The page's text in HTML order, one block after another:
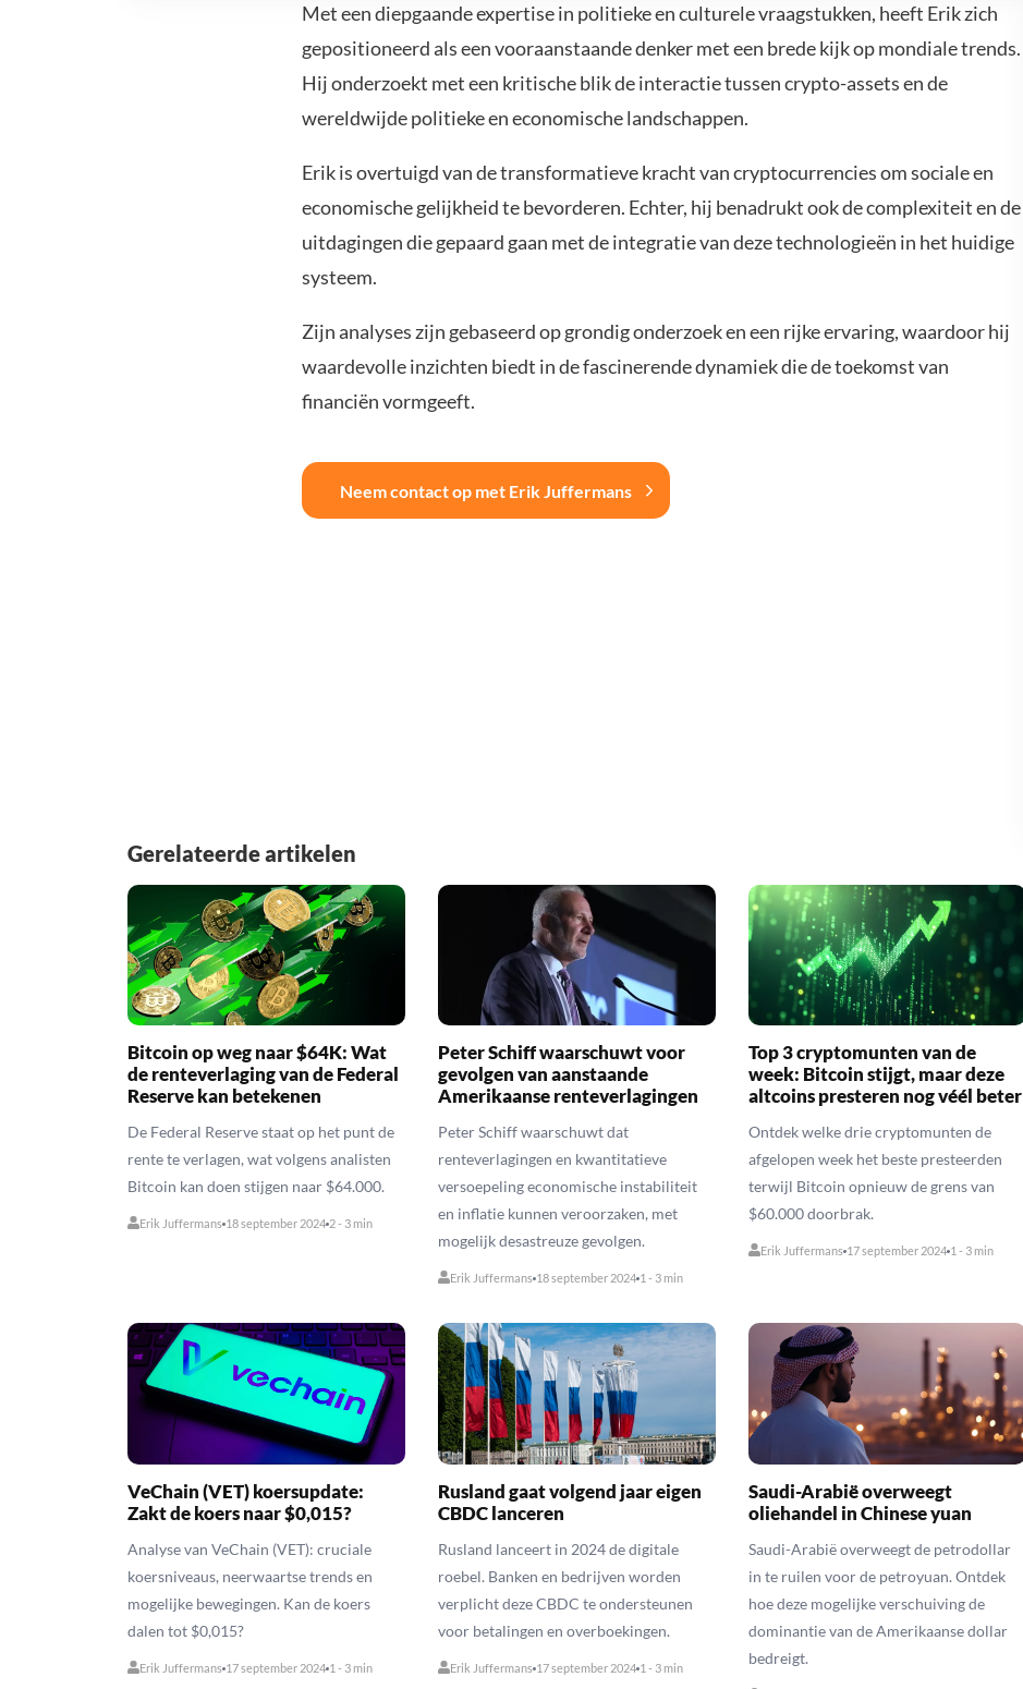
Met een diepgaande expertise in politieke en culturele vraagstukken, heeft Erik zich
gepositioneerd als een vooraanstaande denker met een brede kijk op mondiale trends.
Hij onderzoekt met een kritische blik de interactie tussen crypto-assets en de
wereldwijde politieke en economische landschappen.
Erik is overtuigd van de transformatieve kracht van cryptocurrencies om sociale en
economische gelijkheid te bevorderen. Echter, hij benadrukt ook de complexiteit en de
uitdagingen die gepaard gaan met de integratie van deze technologieën in het huidige
systeem.
Zijn analyses zijn gebaseerd op grondig onderzoek en een rijke ervaring, waardoor hij
waardevolle inzichten biedt in de fascinerende dynamiek die de toekomst van
financiën vormgeeft.
Neem contact op met Erik Juffermans
Gerelateerde artikelen
Bitcoin op weg naar $64K: Wat
de renteverlaging van de Federal
Reserve kan betekenen
De Federal Reserve staat op het punt de
rente te verlagen, wat volgens analisten
Bitcoin kan doen stijgen naar $64.000.
Erik Juffermans 18 september 2024 2 - 3 min
Peter Schiff waarschuwt voor
gevolgen van aanstaande
Amerikaanse renteverlagingen
Peter Schiff waarschuwt dat
renteverlagingen en kwantitatieve
versoepeling economische instabiliteit
en inflatie kunnen veroorzaken, met
mogelijk desastreuze gevolgen.
Erik Juffermans 18 september 2024 1 - 3 min
Top 3 cryptomunten van de
week: Bitcoin stijgt, maar deze
altcoins presteren nog véél beter
Ontdek welke drie cryptomunten de
afgelopen week het beste presteerden
terwijl Bitcoin opnieuw de grens van
$60.000 doorbrak.
Erik Juffermans 17 september 2024 1 - 3 min
VeChain (VET) koersupdate:
Zakt de koers naar $0,015?
Analyse van VeChain (VET): cruciale
koersniveaus, neerwaartse trends en
mogelijke bewegingen. Kan de koers
dalen tot $0,015?
Erik Juffermans 17 september 2024 1 - 3 min
Rusland gaat volgend jaar eigen
CBDC lanceren
Rusland lanceert in 2024 de digitale
roebel. Banken en bedrijven worden
verplicht deze CBDC te ondersteunen
voor betalingen en overboekingen.
Erik Juffermans 17 september 2024 1 - 3 min
Saudi-Arabië overweegt
oliehandel in Chinese yuan
Saudi-Arabië overweegt de petrodollar
in te ruilen voor de petroyuan. Ontdek
hoe deze mogelijke verschuiving de
dominantie van de Amerikaanse dollar
bedreigt.